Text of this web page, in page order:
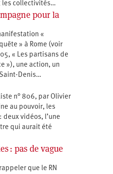
les collectivités…
pour la
«
» à Rome (voir
« Les partisans de
»), une action, un
Denis…
n° 806, par Olivier
au pouvoir, les
deux vidéos, l’une
qui aurait été
: pas de vague
que le RN